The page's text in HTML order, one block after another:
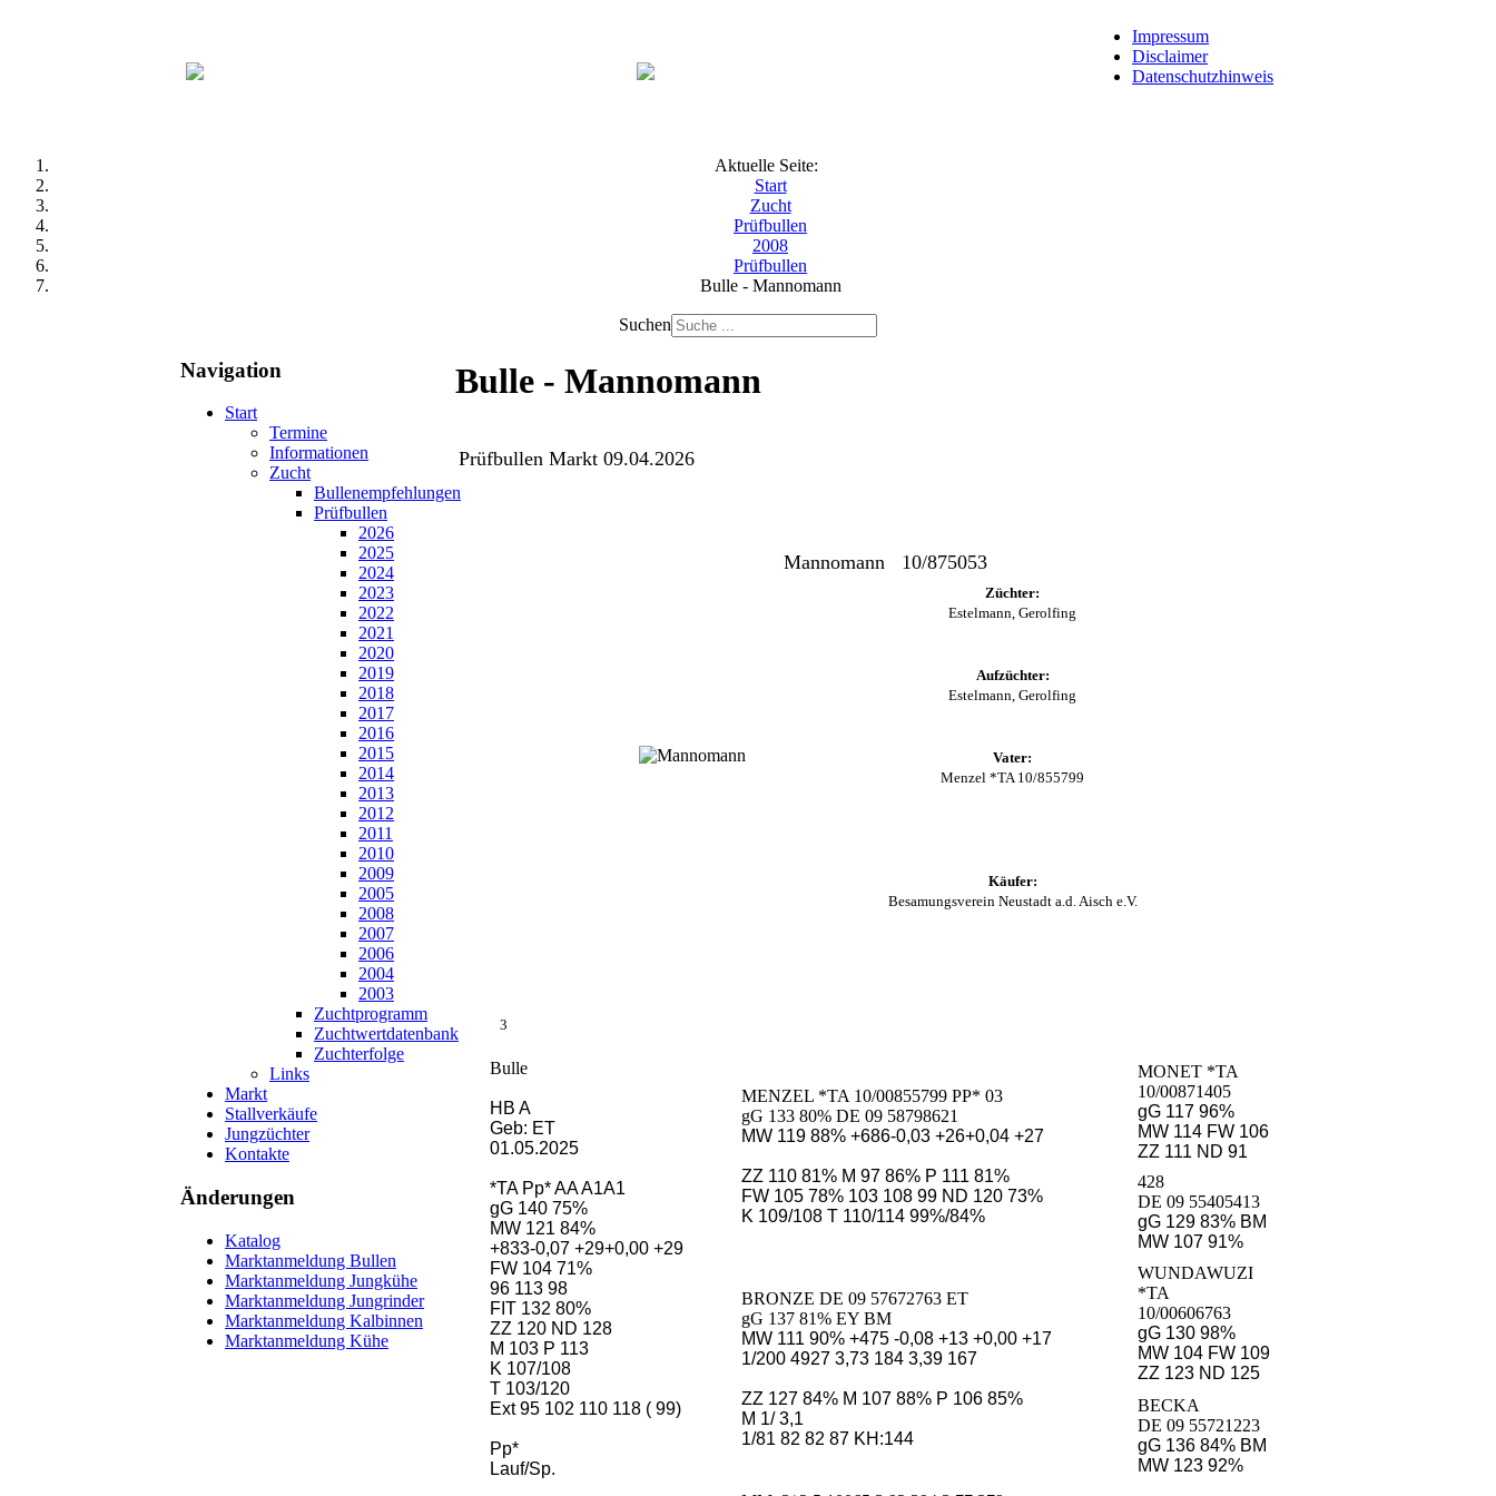
Impressum
Disclaimer
Datenschutzhinweis
Aktuelle Seite:
Start
Zucht
Prüfbullen
2008
Prüfbullen
Bulle - Mannomann
Suchen
Navigation
Start
Termine
Informationen
Zucht
Bullenempfehlungen
Prüfbullen
2026
2025
2024
2023
2022
2021
2020
2019
2018
2017
2016
2015
2014
2013
2012
2011
2010
2009
2005
2008
2007
2006
2004
2003
Zuchtprogramm
Zuchtwertdatenbank
Zuchterfolge
Links
Markt
Stallverkäufe
Jungzüchter
Kontakte
Änderungen
Katalog
Marktanmeldung Bullen
Marktanmeldung Jungkühe
Marktanmeldung Jungrinder
Marktanmeldung Kalbinnen
Marktanmeldung Kühe
Bulle - Mannomann
Prüfbullen Markt 09.04.2026
Mannomann 10/875053
Züchter:
Estelmann, Gerolfing
Aufzüchter:
Estelmann, Gerolfing
Vater:
Menzel *TA 10/855799
Käufer:
Besamungsverein Neustadt a.d. Aisch e.V.
3
Bulle
HB A
Geb: ET
01.05.2025
*TA Pp* AA A1A1
gG 140 75%
MW 121 84%
+833-0,07 +29+0,00 +29
FW 104 71%
96 113 98
FIT 132 80%
ZZ 120 ND 128
M 103 P 113
K 107/108
T 103/120
Ext 95 102 110 118 ( 99)
Pp*
Lauf/Sp.
MENZEL *TA 10/00855799 PP* 03
gG 133 80% DE 09 58798621
MW 119 88% +686-0,03 +26+0,04 +27
ZZ 110 81% M 97 86% P 111 81%
FW 105 78% 103 108 99 ND 120 73%
K 109/108 T 110/114 99%/84%
MONET *TA
10/00871405
gG 117 96%
MW 114 FW 106
ZZ 111 ND 91
428
DE 09 55405413
gG 129 83% BM
MW 107 91%
BRONZE DE 09 57672763 ET
gG 137 81% EY BM
MW 111 90% +475 -0,08 +13 +0,00 +17
1/200 4927 3,73 184 3,39 167
ZZ 127 84% M 107 88% P 106 85%
M 1/ 3,1
1/81 82 82 87 KH:144
WUNDAWUZI
*TA
10/00606763
gG 130 98%
MW 104 FW 109
ZZ 123 ND 125
BECKA
DE 09 55721223
gG 136 84% BM
MW 123 92%